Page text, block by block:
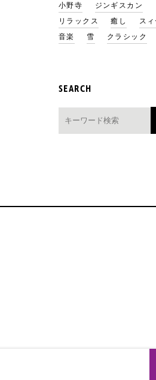
小野寺
ジンギスカン
リラックス
癒し
ス
音楽
雪 クラシック
SEARCH